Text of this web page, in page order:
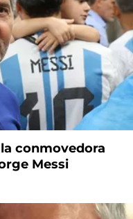
conmovedora
Messi